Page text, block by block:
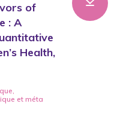
of
: A
Health,
,
et méta